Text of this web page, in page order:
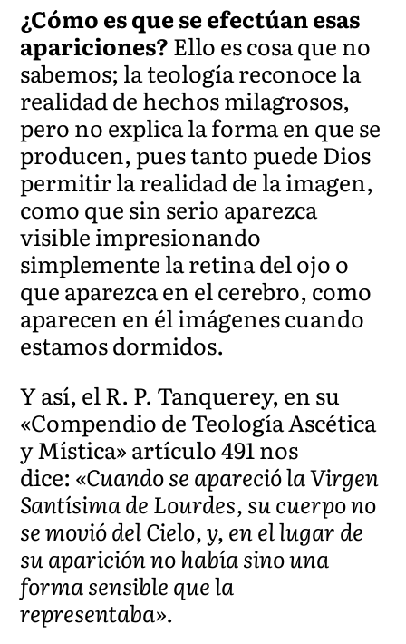
¿Cómo es que se efectúan esas
apariciones?Ello es cosa que no
sabemos; la teología reconoce la
realidad de hechos milagrosos,
pero no explica la forma en que se
producen, pues tanto puede Dios
permitir la realidad de la imagen,
como que sin serio aparezca
visible impresionando
simplemente la retina del ojo o
que aparezca en el cerebro, como
aparecen en él imágenes cuando
estamos dormidos.
Y así, el R. P. Tanquerey, en su
«Compendio de Teología Ascética
y Mística» artículo 491 nos
dice: «Cuando se apareció la Virgen
Santísima de Lourdes, su cuerpo no
se movió del Cielo, y, en el lugar de
su aparición no había sino una
forma sensible que la
representaba».